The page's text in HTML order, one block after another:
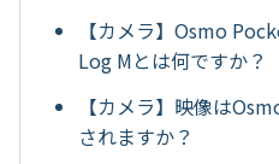
【カメラ】Osmo
Log Mとは何ですか？
【カメラ】映像は
されますか？